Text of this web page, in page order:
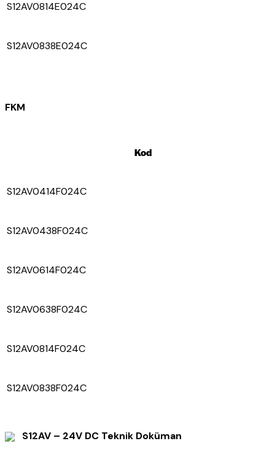
S12AV0814E024C
S12AV0838E024C
FKM
Kod
S12AV0414F024C
S12AV0438F024C
S12AV0614F024C
S12AV0638F024C
S12AV0814F024C
S12AV0838F024C
S12AV – 24V DC Teknik Doküman